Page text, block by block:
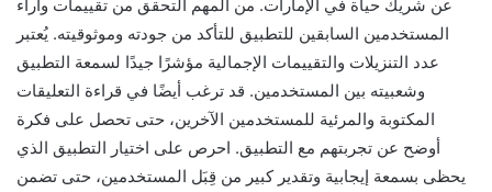
عن شريك حياة في الإمارات. من المهم التحقق من تقييمات وآراء
المستخدمين السابقين للتطبيق للتأكد من جودته وموثوقيته. يُعتبر
عدد التنزيلات والتقييمات الإجمالية مؤشرًا جيدًا لسمعة التطبيق
وشعبيته بين المستخدمين. قد ترغب أيضًا في قراءة التعليقات
المكتوبة والمرئية للمستخدمين الآخرين، حتى تحصل على فكرة
أوضح عن تجربتهم مع التطبيق. احرص على اختيار التطبيق الذي
يحظى بسمعة إيجابية وتقدير كبير من قِبَل المستخدمين، حتى تضمن